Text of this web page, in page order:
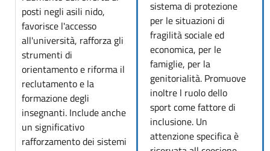
posti negli asili nido,
favorisce l'accesso
all'università, rafforza gli
strumenti di
orientamento e riforma il
reclutamento e la
formazione degli
insegnanti. Include anche
un significativo
rafforzamento dei sistemi
sistema di protezione
per le situazioni di
fragilità sociale ed
economica, per le
famiglie, per la
genitorialità. Promuove
inoltre l ruolo dello
sport come fattore di
inclusione. Un
attenzione specifica è